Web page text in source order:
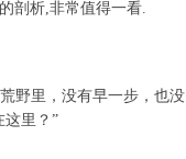
剖析,非常值得一看.
野里，没有早一步，也没
这里？”